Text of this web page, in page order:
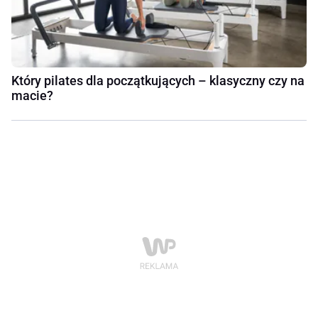
Który pilates dla początkujących – klasyczny czy na
macie?